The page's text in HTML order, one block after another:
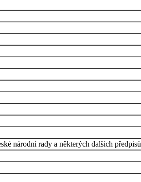
národní rady a některých dalších předpisů